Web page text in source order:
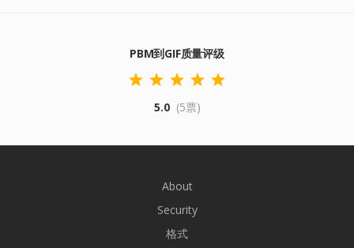
PBM到GIF质量评级
5.0 (5票)
About
Security
格式